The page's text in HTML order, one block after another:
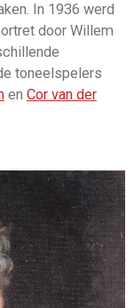
In 1936 werd
door Willem
toneelspelers
en Cor van der